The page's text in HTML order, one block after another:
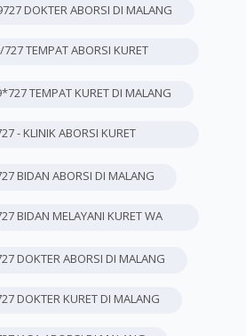
DOKTER ABORSI DI MALANG
TEMPAT ABORSI KURET
TEMPAT KURET DI MALANG
- KLINIK ABORSI KURET
BIDAN ABORSI DI MALANG
BIDAN MELAYANI KURET WA
DOKTER ABORSI DI MALANG
DOKTER KURET DI MALANG